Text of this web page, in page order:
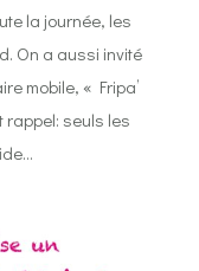
la journée, les
On a aussi invité
mobile, « Fripa’
rappel: seuls les